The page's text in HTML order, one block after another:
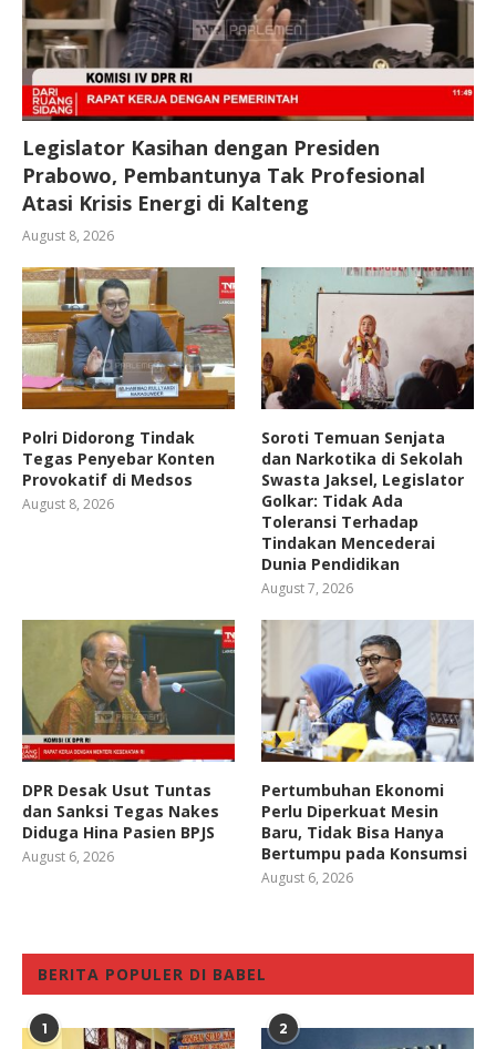
Legislator Kasihan dengan Presiden
Prabowo, Pembantunya Tak Profesional
Atasi Krisis Energi di Kalteng
August 8, 2026
Polri Didorong Tindak
Tegas Penyebar Konten
Provokatif di Medsos
August 8, 2026
Soroti Temuan Senjata
dan Narkotika di Sekolah
Swasta Jaksel, Legislator
Golkar: Tidak Ada
Toleransi Terhadap
Tindakan Mencederai
Dunia Pendidikan
August 7, 2026
DPR Desak Usut Tuntas
dan Sanksi Tegas Nakes
Diduga Hina Pasien BPJS
August 6, 2026
Pertumbuhan Ekonomi
Perlu Diperkuat Mesin
Baru, Tidak Bisa Hanya
Bertumpu pada Konsumsi
August 6, 2026
BERITA POPULER DI BABEL
1 2